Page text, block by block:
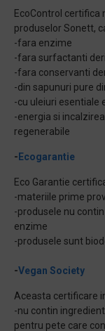
EcoControl
produselor Sonett,
-fara enzime
-fara surfactanti
-fara conservanti
-din sapunuri pure
-cu uleiuri esentiale
-energia si
regenerabile
- Ecogarantie
Eco Garantie
-materiile prime
-produsele nu
enzime
-produsele sunt
-Vegan Society
Aceasta certificare
-nu contin
pentru pete care